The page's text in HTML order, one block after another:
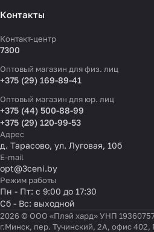
Контакты
Контакт-центр
7300
Оптовый магазин для физ. лиц
+375 (29) 169-89-41
Оптовый магазин для юр. лиц
+375 (44) 500-88-99
+375 (29) 120-99-53
Адрес
д. Тарасово, ул. Луговая, 10б
E-mail
opt@3ceni.by
Режим работы
Пн - Пт: с 9:00 до 17:30
Сб - Вс: выходной
2026 © ООО «Плэй хард» УНП
г.Минск, пер. Тучинский, 2А, офис